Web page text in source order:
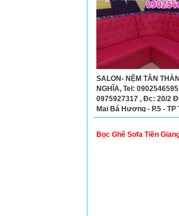
SALON- NỆM TÂN
NGHĨA, Tel:
0975927317 , Đc: 20/2
Mai Bá Hương - P.5 - TP
-Tỉnh Long An
Bọc Ghế Sofa Tiền